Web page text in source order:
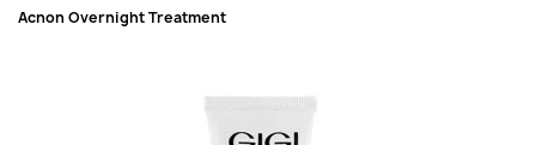
Acnon Overnight Treatment